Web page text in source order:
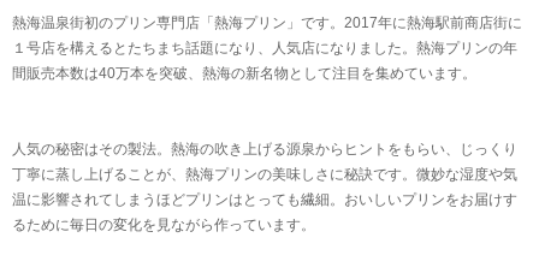
熱海温泉街初のプリン専門店「熱海プリン」です。2017年に熱海駅前商店街に
１号店を構えるとたちまち話題になり、人気店になりました。熱海プリンの年
間販売本数は40万本を突破、熱海の新名物として注目を集めています。
人気の秘密はその製法。熱海の吹き上げる源泉からヒントをもらい、じっくり
丁寧に蒸し上げることが、熱海プリンの美味しさに秘訣です。微妙な湿度や気
温に影響されてしまうほどプリンはとっても繊細。おいしいプリンをお届けす
るために毎日の変化を見ながら作っています。